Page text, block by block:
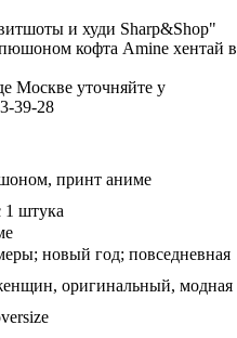
и худи Sharp&Shop"
кофта Amine хентай в
Москве уточняйте у
39-28
принт аниме
1 штука
новый год; повседневная
оригинальный, модная